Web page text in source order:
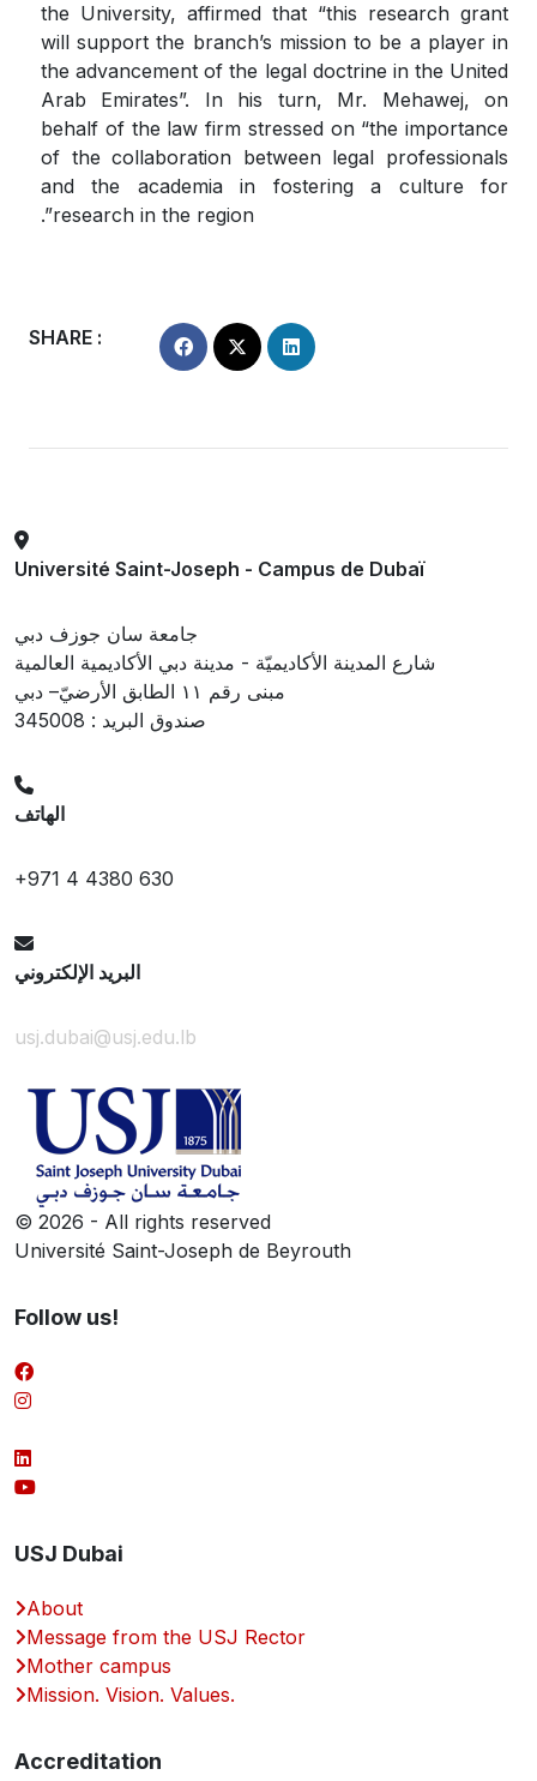
the University, affirmed that “this research grant
will support the branch’s mission to be a player in
the advancement of the legal doctrine in the United
Arab Emirates”. In his turn, Mr. Mehawej, on
behalf of the law firm stressed on “the importance
of the collaboration between legal professionals
and the academia in fostering a culture for
research in the region”.
SHARE :
Université Saint-Joseph - Campus de Dubaï
جامعة سان جوزف دبي
شارع المدينة الأكاديميّة - مدينة دبي الأكاديمية العالمية
مبنى رقم ١١ الطابق الأرضيّ– دبي
صندوق البريد : 345008
الهاتف
+971 4 4380 630
البريد الإلكتروني
usj.dubai@usj.edu.lb
© 2026 - All rights reserved
Université Saint-Joseph de Beyrouth
Follow us!
USJ Dubai
About
Message from the USJ Rector
Mother campus
Mission. Vision. Values.
Accreditation